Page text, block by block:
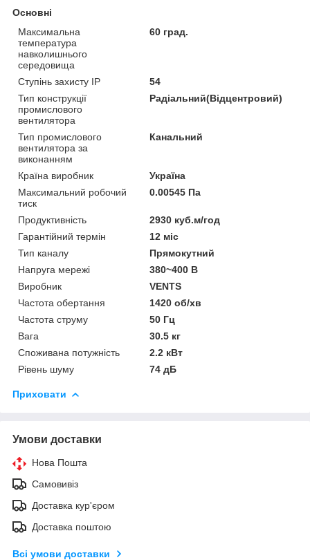
Основні
Максимальна
температура
навколишнього
середовища
60 град.
Ступінь захисту IP
54
Тип конструкції
промислового
вентилятора
Радіальний(Відцентровий)
Тип промислового
вентилятора за
виконанням
Канальний
Країна виробник
Україна
Максимальний робочий
тиск
0.00545 Па
Продуктивність
2930 куб.м/год
Гарантійний термін
12 міс
Тип каналу
Прямокутний
Напруга мережі
380~400 В
Виробник
VENTS
Частота обертання
1420 об/хв
Частота струму
50 Гц
Вага
30.5 кг
Споживана потужність
2.2 кВт
Рівень шуму
74 дБ
Приховати
Умови доставки
Нова Пошта
Самовивіз
Доставка кур'єром
Доставка поштою
Всі умови доставки